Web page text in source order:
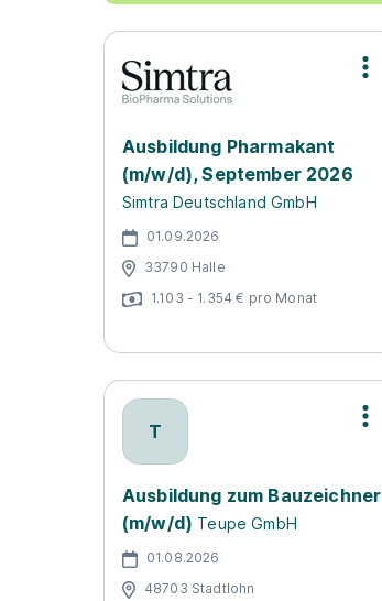
Ausbildung Pharmakant
(m/w/d), September 2026
Simtra Deutschland GmbH
01.09.2026
33790 Halle
1.103 - 1.354 € pro Monat
T
Ausbildung zum Bauzeichner
(m/w/d) Teupe GmbH
01.08.2026
48703 Stadtlohn